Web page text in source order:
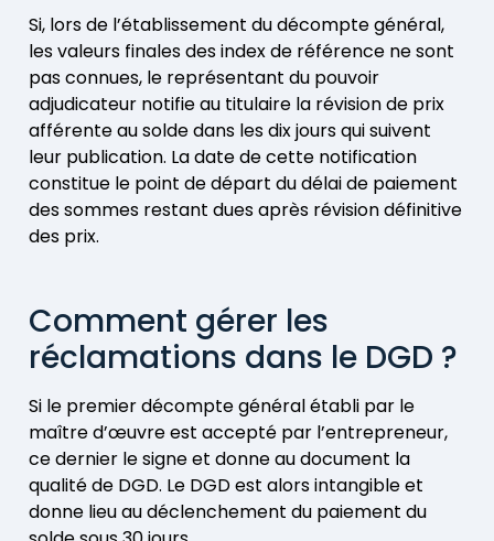
Si, lors de l’établissement du décompte général,
les valeurs finales des index de référence ne sont
pas connues, le représentant du pouvoir
adjudicateur notifie au titulaire la révision de prix
afférente au solde dans les dix jours qui suivent
leur publication. La date de cette notification
constitue le point de départ du délai de paiement
des sommes restant dues après révision définitive
des prix.
Comment gérer les
réclamations dans le DGD ?
Si le premier décompte général établi par le
maître d’œuvre est accepté par l’entrepreneur,
ce dernier le signe et donne au document la
qualité de DGD. Le DGD est alors intangible et
donne lieu au déclenchement du paiement du